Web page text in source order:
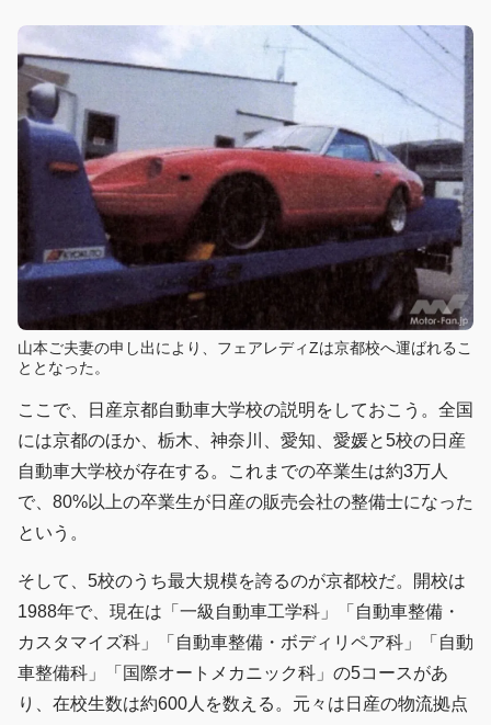
山本ご夫妻の申し出により、フェアレディZは京都校へ運ばれるこ
ととなった。
ここで、日産京都自動車大学校の説明をしておこう。全国
には京都のほか、栃木、神奈川、愛知、愛媛と5校の日産
自動車大学校が存在する。これまでの卒業生は約3万人
で、80%以上の卒業生が日産の販売会社の整備士になった
という。
そして、5校のうち最大規模を誇るのが京都校だ。開校は
1988年で、現在は「一級自動車工学科」「自動車整備・
カスタマイズ科」「自動車整備・ボディリペア科」「自動
車整備科」「国際オートメカニック科」の5コースがあ
り、在校生数は約600人を数える。元々は日産の物流拠点